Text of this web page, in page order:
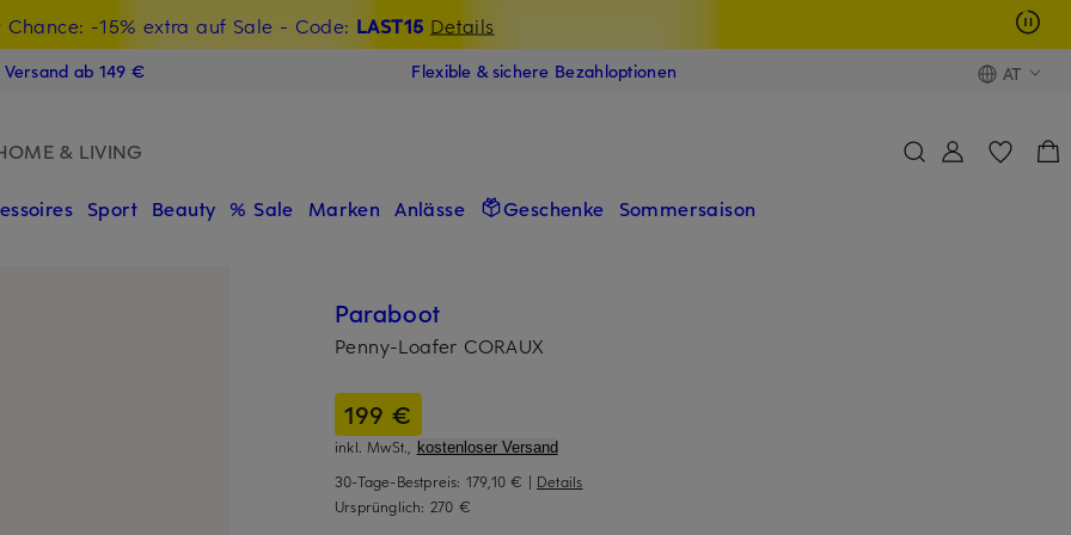
Chance: -15% extra auf Sale - Code: LAST15 Details
Willkommensgutschein mit Beyond sichern
ab 149 € Flexible & sichere Bezahloptionen AT
& LIVING
Sport Beauty % Sale Marken Anlässe Geschenke Sommersaison
Paraboot
Penny-Loafer CORAUX
199 €
inkl. MwSt., kostenloser Versand
30-Tage-Bestpreis: 179,10 € | Details
Ursprünglich: 270 €